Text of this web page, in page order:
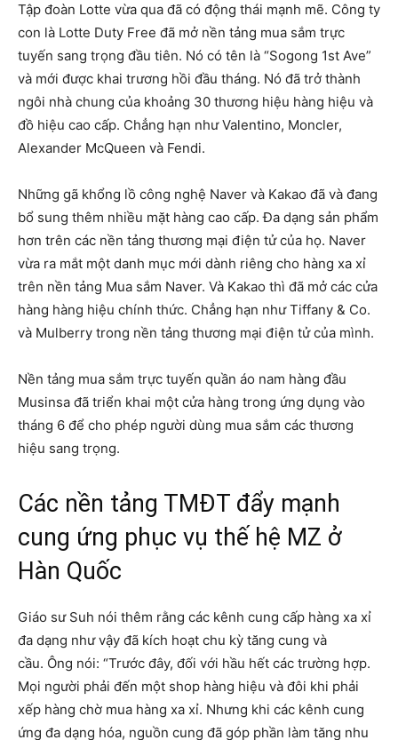
Tập đoàn Lotte vừa qua đã có động thái mạnh mẽ. Công ty
con là Lotte Duty Free đã mở nền tảng mua sắm trực
tuyến sang trọng đầu tiên. Nó có tên là “Sogong 1st Ave”
và mới được khai trương hồi đầu tháng. Nó đã trở thành
ngôi nhà chung của khoảng 30 thương hiệu hàng hiệu và
đồ hiệu cao cấp. Chẳng hạn như Valentino, Moncler,
Alexander McQueen và Fendi.
Những gã khổng lồ công nghệ Naver và Kakao đã và đang
bổ sung thêm nhiều mặt hàng cao cấp. Đa dạng sản phẩm
hơn trên các nền tảng thương mại điện tử của họ. Naver
vừa ra mắt một danh mục mới dành riêng cho hàng xa xỉ
trên nền tảng Mua sắm Naver. Và Kakao thì đã mở các cửa
hàng hàng hiệu chính thức. Chẳng hạn như Tiffany & Co.
và Mulberry trong nền tảng thương mại điện tử của mình.
Nền tảng mua sắm trực tuyến quần áo nam hàng đầu
Musinsa đã triển khai một cửa hàng trong ứng dụng vào
tháng 6 để cho phép người dùng mua sắm các thương
hiệu sang trọng.
Các nền tảng TMĐT đẩy mạnh
cung ứng phục vụ thế hệ MZ ở
Hàn Quốc
Giáo sư Suh nói thêm rằng các kênh cung cấp hàng xa xỉ
đa dạng như vậy đã kích hoạt chu kỳ tăng cung và
cầu. Ông nói: “Trước đây, đối với hầu hết các trường hợp.
Mọi người phải đến một shop hàng hiệu và đôi khi phải
xếp hàng chờ mua hàng xa xỉ. Nhưng khi các kênh cung
ứng đa dạng hóa, nguồn cung đã góp phần làm tăng nhu